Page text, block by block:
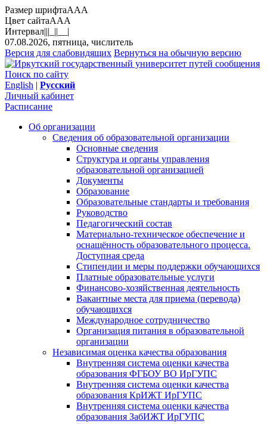
Размер шрифтаAAA
Цвет сайтаAAA
Интервал|||_||__|
07.08.2026, пятница, числитель
Версия для слабовидящих Вернуться на обычную версию
Поиск по сайту
English | Русский
Личный кабинет
Расписание
Об организации
Сведения об образовательной организации
Основные сведения
Структура и органы управления
образовательной организацией
Документы
Образование
Образовательные стандарты и требования
Руководство
Педагогический состав
Материально-техническое обеспечение и
оснащённость образовательного процесса.
Доступная среда
Стипендии и меры поддержки обучающихся
Платные образовательные услуги
Финансово-хозяйственная деятельность
Вакантные места для приема (перевода)
обучающихся
Международное сотрудничество
Организация питания в образовательной
организации
Независимая оценка качества образования
Внутренняя система оценки качества
образования ФГБОУ ВО ИрГУПС
Внутренняя система оценки качества
образования КрИЖТ ИрГУПС
Внутренняя система оценки качества
образования ЗабИЖТ ИрГУПС